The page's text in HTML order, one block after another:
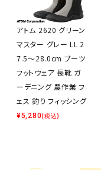
アトム 2620 グリーン
マスター グレー LL 2
7.5～28.0cm ブーツ
フットウェア 長靴 ガ
ーデニング 農作業 フ
ェス 釣り フィッシング
¥5,280(税込)